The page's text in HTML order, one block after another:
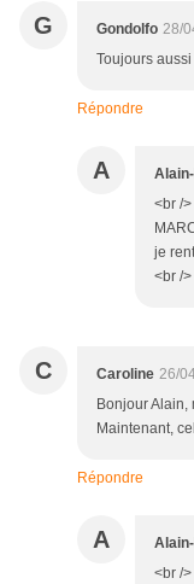
G Gondolfo 28/
Toujours
Répondre
A
<br /
je
<br /
C Caroline 26/
Bonjour Alain,
Maintenant,
Répondre
A
<br /